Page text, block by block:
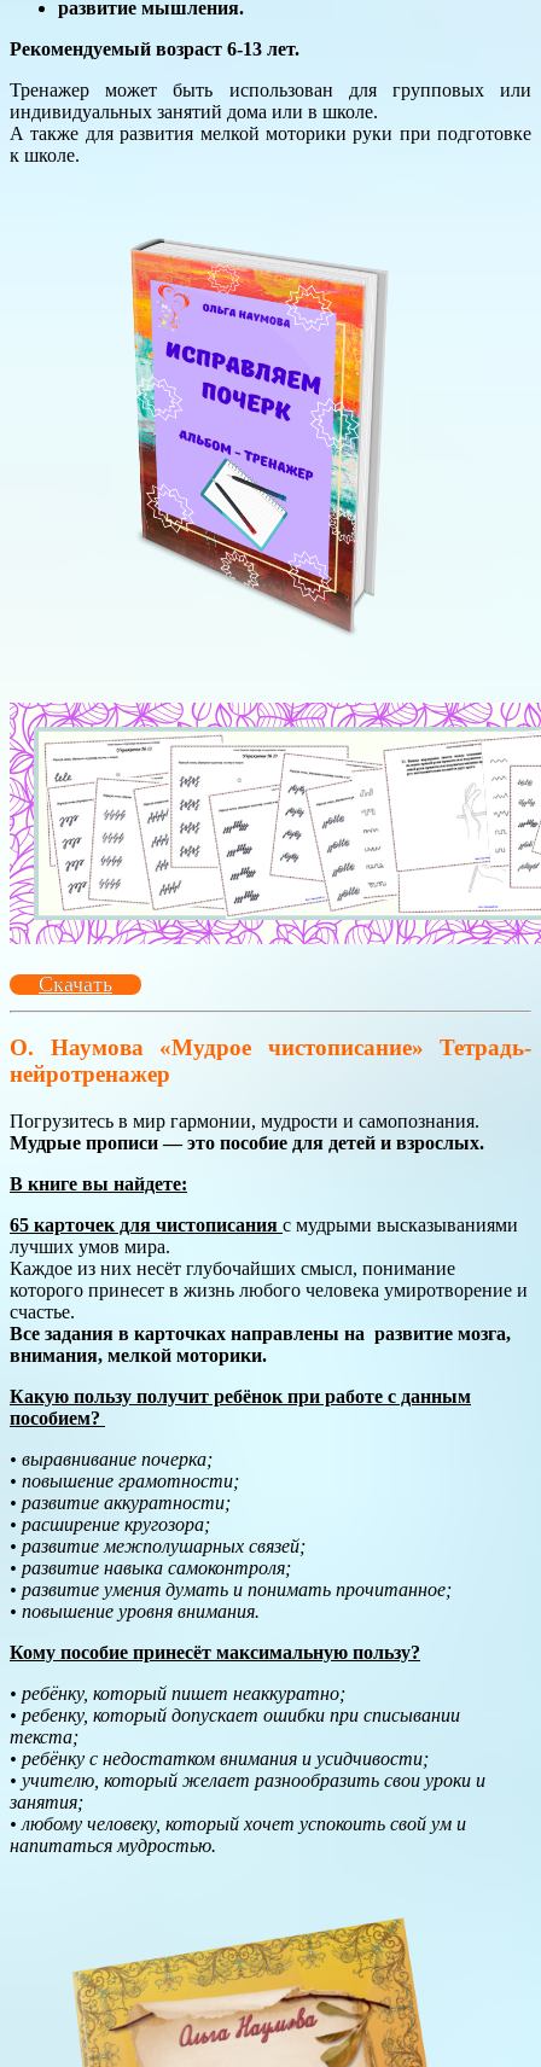
развитие мышления.
Рекомендуемый возраст 6-13 лет.
Тренажер может быть использован для групповых или
индивидуальных занятий дома или в школе.
А также для развития мелкой моторики руки при подготовке
к школе.
Скачать
О. Наумова «Мудрое чистописание» Тетрадь-
нейротренажер
Погрузитесь в мир гармонии, мудрости и самопознания.
Мудрые прописи — это пособие для детей и взрослых.
В книге вы найдете:
65 карточек для чистописания с мудрыми высказываниями
лучших умов мира.
Каждое из них несёт глубочайших смысл, понимание
которого принесет в жизнь любого человека умиротворение и
счастье.
Все задания в карточках направлены на развитие мозга,
внимания, мелкой моторики.
Какую пользу получит ребёнок при работе с данным
пособием?
• выравнивание почерка;
• повышение грамотности;
• развитие аккуратности;
• расширение кругозора;
• развитие межполушарных связей;
• развитие навыка самоконтроля;
• развитие умения думать и понимать прочитанное;
• повышение уровня внимания.
Кому пособие принесёт максимальную пользу?
• ребёнку, который пишет неаккуратно;
• ребенку, который допускает ошибки при списывании
текста;
• ребёнку с недостатком внимания и усидчивости;
• учителю, который желает разнообразить свои уроки и
занятия;
• любому человеку, который хочет успокоить свой ум и
напитаться мудростью.